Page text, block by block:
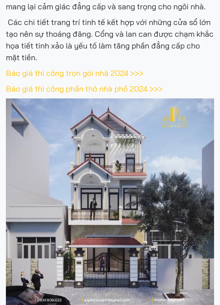
mang lại cảm giác đẳng cấp và sang trọng cho ngôi nhà.
Các chi tiết trang trí tinh tế kết hợp với những cửa sổ lớn
tạo nên sự thoáng đãng. Cổng và lan can được chạm khắc
họa tiết tinh xảo là yếu tố làm tăng phần đẳng cấp cho
mặt tiền.
Báo giá thi công trọn gói nhà 2024 >>>
Báo giá thi công phần thô nhà phố 2024 >>>